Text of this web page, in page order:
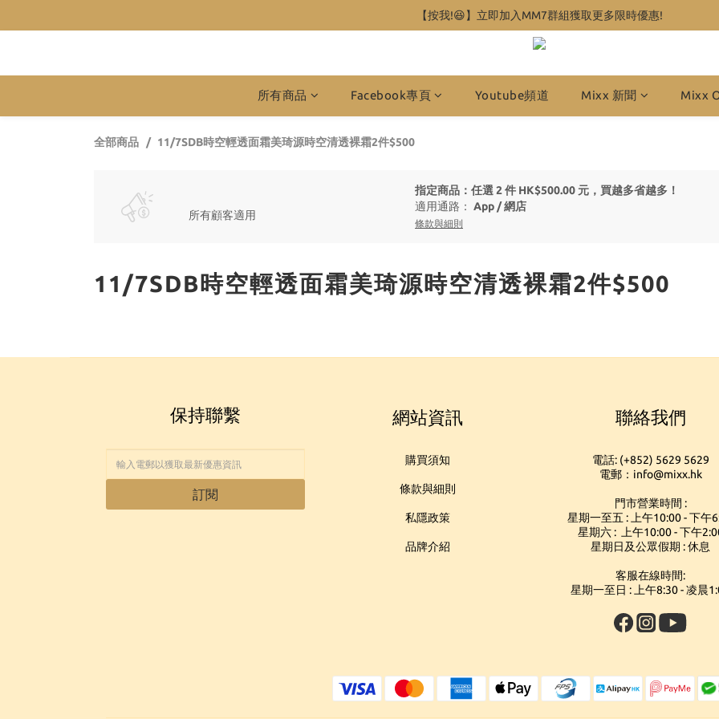
【按我!😆】立即加入MM7群組獲取更多限時優惠!
所有商品 Facebook專頁 Youtube頻道 Mixx 新聞 Mixx
全部商品 11/7SDB時空輕透面霜美琦源時空清透裸霜2件$500
所有顧客適用
指定商品：任選 2 件 HK$500.00 元，買越多省越多！
適用通路： App /網店
條款與細則
11/7SDB時空輕透面霜美琦源時空清透裸霜2件$500
保持聯繫
訂閱
網站資訊
購買須知
條款與細則
私隱政策
品牌介紹
聯絡我們
電話: (+852) 5629 5629
電郵：info@mixx.hk
門市營業時間 :
星期一至五 : 上午10:00 - 下午
星期六 : 上午10:00 - 下午
星期日及公眾假期 : 休息
客服在線時間:
星期一至日 : 上午8:30 - 凌晨